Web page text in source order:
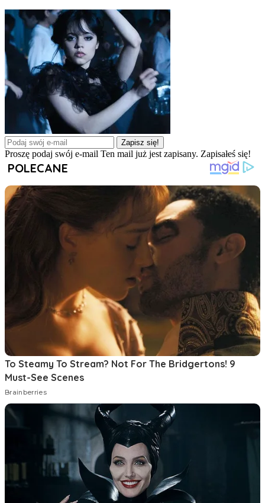
Zapisz się!
Proszę podaj swój e-mail Ten mail już jest zapisany. Zapisałeś się!